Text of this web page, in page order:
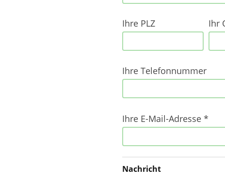
Ihre PLZ Ihr
Ihre Telefonnummer
Ihre E-Mail-Adresse *
Nachricht